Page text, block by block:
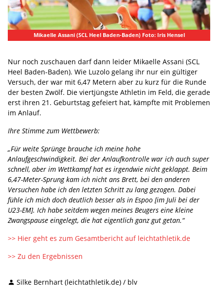
Mikaelle Assani (SCL Heel Baden-Baden) Foto: Iris Hensel
Nur noch zuschauen darf dann leider Mikaelle Assani (SCL
Heel Baden-Baden). Wie Luzolo gelang ihr nur ein gültiger
Versuch, der war mit 6,47 Metern aber zu kurz für die Runde
der besten Zwölf. Die viertjüngste Athletin im Feld, die gerade
erst ihren 21. Geburtstag gefeiert hat, kämpfte mit Problemen
im Anlauf.
Ihre Stimme zum Wettbewerb:
„Für weite Sprünge brauche ich meine hohe
Anlaufgeschwindigkeit. Bei der Anlaufkontrolle war ich auch super
schnell, aber im Wettkampf hat es irgendwie nicht geklappt. Beim
6,47-Meter-Sprung kam ich nicht ans Brett, bei den anderen
Versuchen habe ich den letzten Schritt zu lang gezogen. Dabei
fühle ich mich doch deutlich besser als in Espoo [im Juli bei der
U23-EM]. Ich habe seitdem wegen meines Beugers eine kleine
Zwangspause eingelegt, die hat eigentlich ganz gut getan.“
>> Hier geht es zum Gesamtbericht auf leichtathletik.de
>> Zu den Ergebnissen
Silke Bernhart (leichtathletik.de) / blv